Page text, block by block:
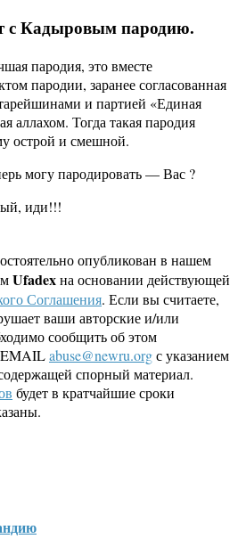
с Кадыровым пародию.
пародия, это вместе
пародии, заранее согласованная
и партией «Единая
аллахом. Тогда такая пародия
острой и смешной.
могу пародировать — Вас ?
иди!!!
опубликован в нашем
Ufadexна основании действующей
Соглашения. Если вы считаете,
ваши авторские и/или
сообщить об этом
EMAILabuse@newru.orgс указанием
спорный материал.
будет в кратчайшие сроки